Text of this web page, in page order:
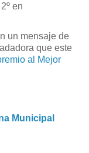
en
un mensaje de
que este
al Mejor
Municipal